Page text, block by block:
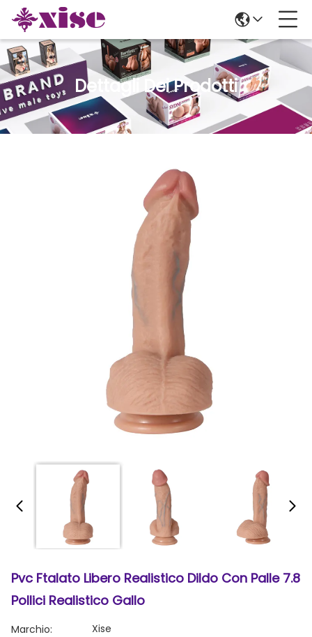
Dettagli Dei Prodotti
Pvc Ftalato Libero Realistico Dildo Con Palle 7.8
Pollici Realistico Gallo
Marchio:
Xise